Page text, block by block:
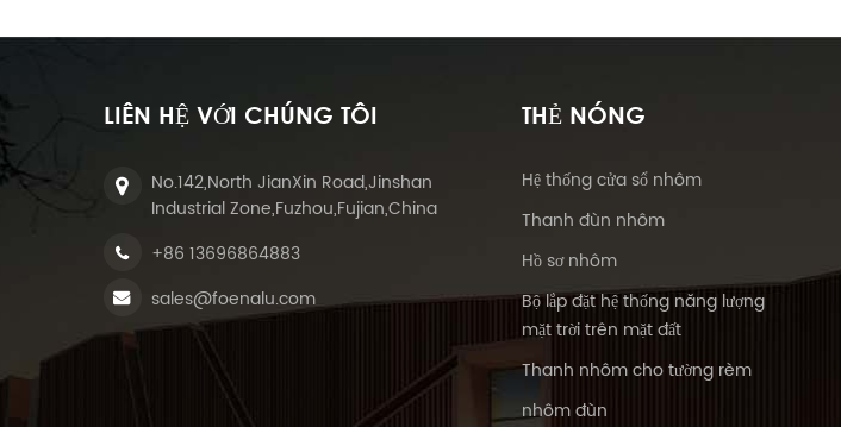
LIÊN HỆ VỚI CHÚNG TÔI
No.142,North JianXin Road,Jinshan
Industrial Zone,Fuzhou,Fujian,China
+86 13696864883
sales@foenalu.com
THẺ NÓNG
Hệ thống cửa sổ nhôm
Thanh đùn nhôm
Hồ sơ nhôm
Bộ lắp đặt hệ thống năng lượng
mặt trời trên mặt đất
Thanh nhôm cho tường rèm
nhôm đùn